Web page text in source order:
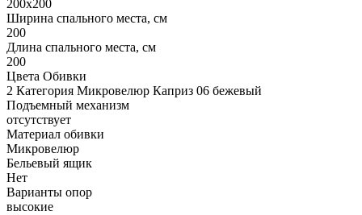
200х200
Ширина спального места, см
200
Длина спального места, см
200
Цвета Обивки
2 Категория Микровелюр Каприз 06 бежевый
Подъемный механизм
отсутствует
Материал обивки
Микровелюр
Бельевый ящик
Нет
Варианты опор
высокие